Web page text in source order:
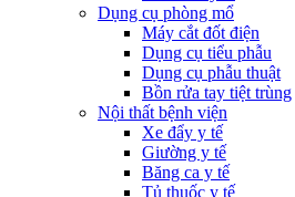
Dụng cụ phòng mổ
Máy cắt đốt điện
Dụng cụ tiểu phẫu
Dụng cụ phẫu thuật
Bồn rửa tay tiệt trùng
Nội thất bệnh viện
Xe đẩy y tế
Giường y tế
Băng ca y tế
Tủ thuốc y tế